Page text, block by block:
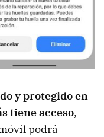
y protegido en
tiene acceso,
podrá